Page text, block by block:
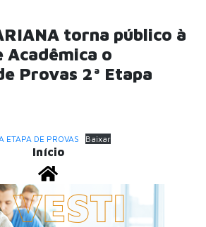
torna público à
Acadêmica o
Provas 2ª Etapa
ETAPA DE PROVAS Baixar
Início